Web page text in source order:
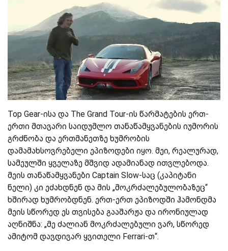
Top Gear-ისა და The Grand Tour-ის წარმატების ერთ-
ერთი მთავარი საიდუმლო თანაწამყვანების იუმორის
გრძნობა და ერთმანეთზე ხუმრობის
დამამახსოვრებელი ეპიზოდები იყო. მეი, რეალურად,
სამეულში ყველაზე მშვიდ ადამიანად ითვლებოდა.
მეის თანაწამყვანები Captain Slow-საც (კაპიტანი
ნელი) კი ეძახდნენ და მის „მოკრძალებულობაზეც“
ხშირად ხუმრობდნენ. ერთ-ერთ ეპიზოდში ჰამონდმა
მეის სწორედ ეს თვისება გააშარჟა და ირონიულად
აღნიშნა: „მე ძალიან მოკრძალებული ვარ, სწორედ
ამიტომ დავდივარ ყვითელი Ferrari-თ“.